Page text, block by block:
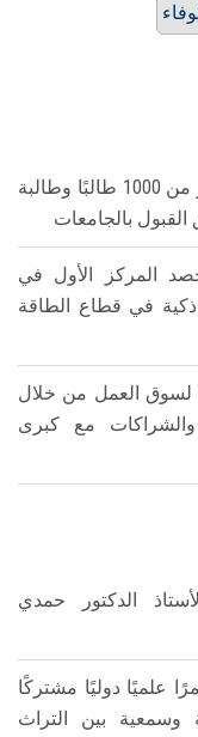
معامل التنسيق الإلكتروني تستقبل أكثر من 1000 طالبًا وطالبة
القبول بالجامعات
المركز الأول في
ذكية في قطاع الطاقة
لسوق العمل من خلال
والشراكات مع كبرى
الدكتور حمدي
علميًا دوليًا مشتركًا
وسمعية بين التراث